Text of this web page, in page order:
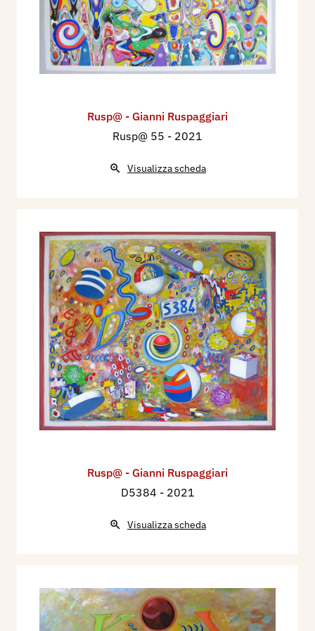
Polivalente, nuova Biblioteca Comunale,
Gattatico, 8-29 ottobre.
Premi:
Letteraria, Città di Boretto.
- “Chi cerca trova”, Art Leader.
1997.
- Premio Italia 1997, servizio editoriale sulla
rivista Eco D’Arte Moderna numero 114 del 1997
e una mostra premio a Borgoforte intitolata “Le
due sponde sul Po”.
Premio Città di Firenze 1997, mostra collettiva,
ex convento della Madonna del Carmine, Firenze.
- Premio Filippo De Pisis 1998, primo
classificato.
- Premio Italia 1998, pubblicazione monografica
- Premio Italia 1999, mostra personale, galleria
- Premio Cosme Tura a Ferrara 1999, primo
multimediale), esposizione dell’opera in Palazzo
Vecchio nel Salone dei Cinquecento nel giorno
Rusp@ - Gianni Ruspaggiari
Rusp@ 55 - 2021
Visualizza scheda
Rusp@ - Gianni Ruspaggiari
D5384 - 2021
Visualizza scheda